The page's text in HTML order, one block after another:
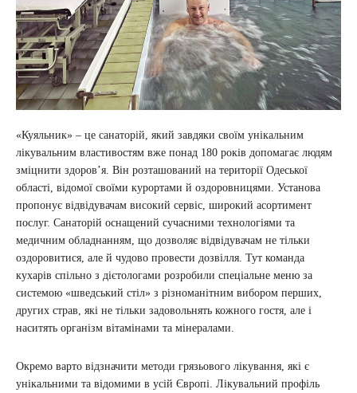
«Куяльник» – це санаторій, який завдяки своїм унікальним
лікувальним властивостям вже понад 180 років допомагає людям
зміцнити здоров’я. Він розташований на території Одеської
області, відомої своїми курортами й оздоровницями. Установа
пропонує відвідувачам високий сервіс, широкий асортимент
послуг. Санаторій оснащений сучасними технологіями та
медичним обладнанням, що дозволяє відвідувачам не тільки
оздоровитися, але й чудово провести дозвілля. Тут команда
кухарів спільно з дієтологами розробили спеціальне меню за
системою «шведський стіл» з різноманітним вибором перших,
других страв, які не тільки задовольнять кожного гостя, але і
наситять організм вітамінами та мінералами.
Окремо варто відзначити методи грязьового лікування, які є
унікальними та відомими в усій Європі. Лікувальний профіль